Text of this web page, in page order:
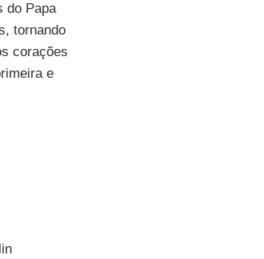
do Papa
tornando
corações
e